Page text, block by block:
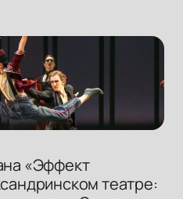
«Эффект
театре: